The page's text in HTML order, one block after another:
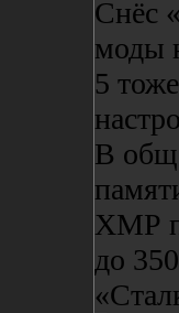
Снёс
моды
5
В
ХМР
до